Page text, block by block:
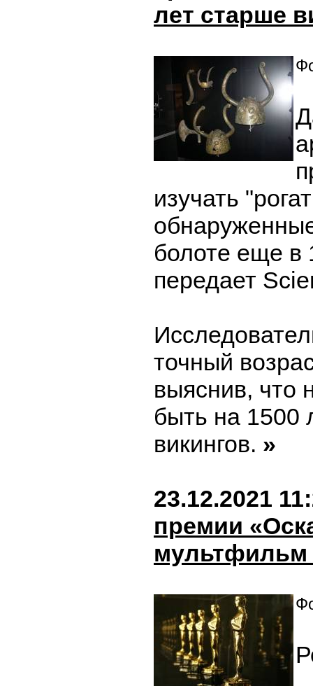
лет старше
изучать
болоте еще в
передает
точный
выяснив, что
быть на 1500
викингов. »
23.12.2021
премии
мультфильм